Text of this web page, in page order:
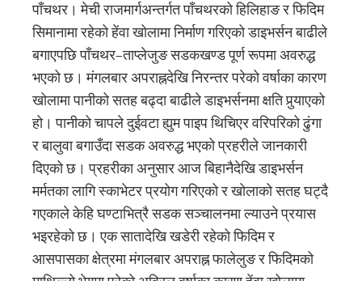
पाँचथर। मेची राजमार्गअन्तर्गत पाँचथरको हिलिहाङ र फिदिम
सिमानामा रहेको हेंवा खोलामा निर्माण गरिएको डाइभर्सन बाढीले
बगाएपछि पाँचथर–ताप्लेजुङ सडकखण्ड पूर्ण रूपमा अवरुद्ध
भएको छ। मंगलबार अपराह्नदेखि निरन्तर परेको वर्षाका कारण
खोलामा पानीको सतह बढ्दा बाढीले डाइभर्सनमा क्षति पुर्‍याएको
हो। पानीको चापले दुईवटा ह्युम पाइप थिचिएर वरिपरिको ढुंगा
र बालुवा बगाउँदा सडक अवरुद्ध भएको प्रहरीले जानकारी
दिएको छ। प्रहरीका अनुसार आज बिहानैदेखि डाइभर्सन
मर्मतका लागि स्काभेटर प्रयोग गरिएको र खोलाको सतह घट्दै
गएकाले केहि घण्टाभित्रै सडक सञ्चालनमा ल्याउने प्रयास
भइरहेको छ। एक सातादेखि खडेरी रहेको फिदिम र
आसपासका क्षेत्रमा मंगलबार अपराह्न फालेलुङ र फिदिमको